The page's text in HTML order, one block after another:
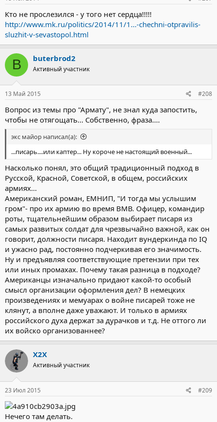
Кто не прослезился - у того нет сердца!!!!!
http://www.mk.ru/politics/2014/11/1...-chechni-otpravilis-
sluzhit-v-sevastopol.html
B buterbrod2
Активный участник
13 Май 2015 #208
Вопрос из темы про "Армату", не знал куда запостить,
чтобы не отягощать... Собственно, фраза....
экс майор написал(а):
...писарь....или каптер... Ну короче не настоящий военный...
Насколько понял, это общий традиционный подход в
Русской, Красной, Советской, в общем, российских
армиях...
Американский роман, ЕМНИП, "И тогда мы услышим
гром"- про их армию во время ВМВ. Офицер, командир
роты, тщательнейшим образом выбирает писаря из
самых развитых солдат для чрезвычайно важной, как он
говорит, должности писаря. Находит вундеркинда по IQ
и ужасно рад, постоянно подчеркивая его значимость.
Ну и предъявляя соответствующие претензии при тех
или иных промахах. Почему такая разница в подходе?
Американцы изначально придают какой-то особый
смысл организации оформления дел? В немецких
произведениях и мемуарах о войне писарей тоже не
клянут, а вполне даже уважают. И только в армиях
российского духа держат за дурачков и т.д. Не оттого ли
их войско организованнее?
X2X
Активный участник
23 Июл 2015 #209
Нечего там делать.